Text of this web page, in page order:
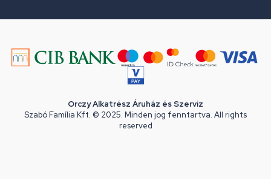
Orczy Alkatrész Áruház és Szerviz
Szabó Família Kft. © 2025. Minden jog fenntartva. All rights
reserved